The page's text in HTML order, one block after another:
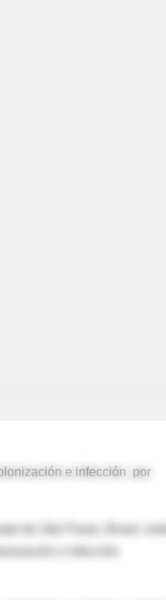
e infección por
de São Paulo, Brasil,